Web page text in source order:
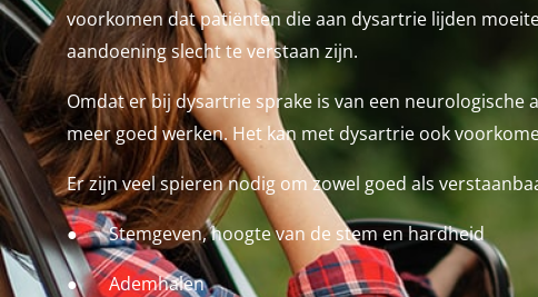
voorkomen dat patiënten die aan dysartrie lijden
aandoening slecht te verstaan zijn.
Omdat er bij dysartrie sprake is van een
meer goed werken. Het kan met dysartrie ook
Er zijn veel spieren nodig om zowel goed als
● Stemgeven, hoogte van de stem en hardheid
● Ademhalen